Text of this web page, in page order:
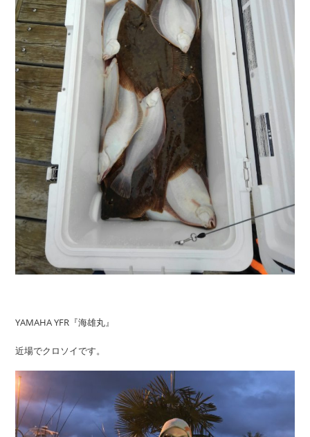
YAMAHA YFR『海雄丸』
近場でクロソイです。